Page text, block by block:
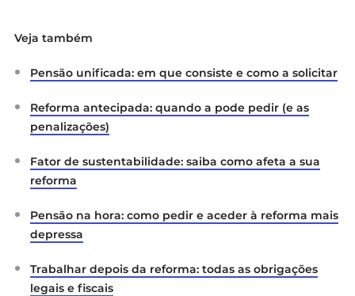
Veja também
Pensão unificada: em que consiste e como a solicitar
Reforma antecipada: quando a pode pedir (e as
penalizações)
Fator de sustentabilidade: saiba como afeta a sua
reforma
Pensão na hora: como pedir e aceder à reforma mais
depressa
Trabalhar depois da reforma: todas as obrigações
legais e fiscais